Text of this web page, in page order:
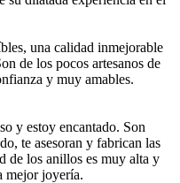
una calidad inmejorable
de los pocos artesanos de
y muy amables.
y estoy encantado. Son
te asesoran y fabrican las
de los anillos es muy alta y
mejor joyería.